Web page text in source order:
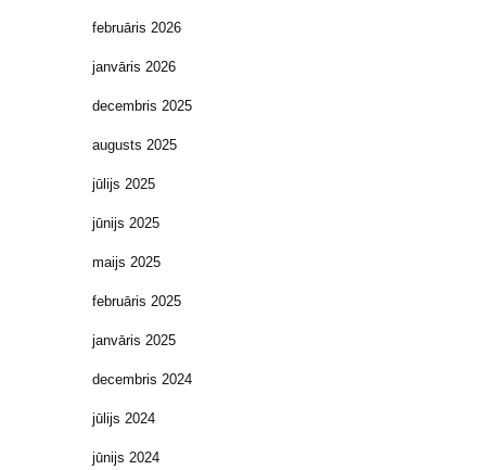
februāris 2026
janvāris 2026
decembris 2025
augusts 2025
jūlijs 2025
jūnijs 2025
maijs 2025
februāris 2025
janvāris 2025
decembris 2024
jūlijs 2024
jūnijs 2024